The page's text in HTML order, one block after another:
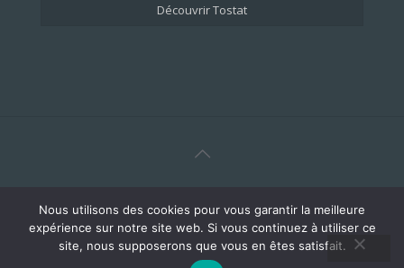
Découvrir Tostat
Conception imao-studio
Nous utilisons des cookies pour vous garantir la meilleure
expérience sur notre site web. Si vous continuez à utiliser ce
site, nous supposerons que vous en êtes satisfait.